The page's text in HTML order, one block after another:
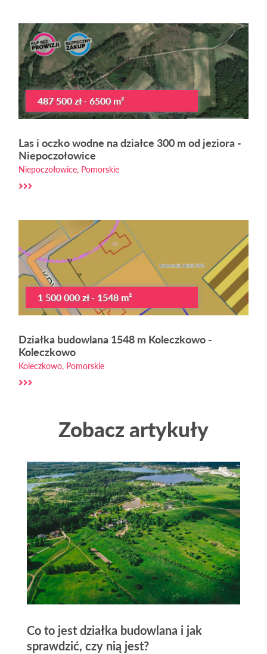
487 500 zł - 6500 m²
Las i oczko wodne na działce 300 m od jeziora -
Niepoczołowice
Niepoczołowice, Pomorskie
1 500 000 zł - 1548 m²
Działka budowlana 1548 m Koleczkowo -
Koleczkowo
Koleczkowo, Pomorskie
Zobacz artykuły
Co to jest działka budowlana i jak
sprawdzić, czy nią jest?